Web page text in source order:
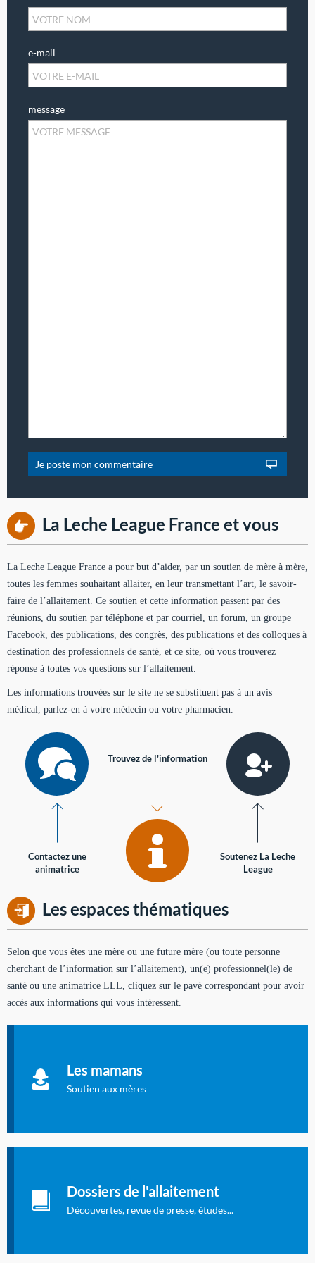
e-mail
message
La Leche League France et vous
La Leche League France a pour but d’aider, par un soutien de mère à mère,
toutes les femmes souhaitant allaiter, en leur transmettant l’art, le savoir-
faire de l’allaitement. Ce soutien et cette information passent par des
réunions, du soutien par téléphone et par courriel, un forum, un groupe
Facebook, des publications, des congrès, des publications et des colloques à
destination des professionnels de santé, et ce site, où vous trouverez
réponse à toutes vos questions sur l’allaitement.
Les informations trouvées sur le site ne se substituent pas à un avis
médical, parlez-en à votre médecin ou votre pharmacien.
Contactez une
animatrice
Trouvez de l'information
Soutenez La Leche
League
Les espaces thématiques
Selon que vous êtes une mère ou une future mère (ou toute personne
cherchant de l’information sur l’allaitement), un(e) professionnel(le) de
santé ou une animatrice LLL, cliquez sur le pavé correspondant pour avoir
accès aux informations qui vous intéressent.
Les mamans
Soutien aux mères
à allaiter et vous informer : toutes les rubriques qui
concernent l'allaitement.
Dossiers de l'allaitement
Découvertes, revue de presse, études...
dernières études sur l'allaitement publiées dans la presse
internationale.